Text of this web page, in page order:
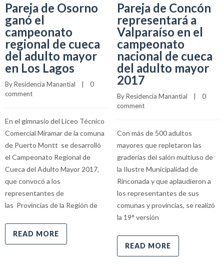
Pareja de Osorno
ganó el
campeonato
regional de cueca
del adulto mayor
en Los Lagos
By Residencia Manantial
0
comment
En el gimnasio del Liceo Técnico
Comercial Miramar de la comuna
de Puerto Montt se desarrolló
el Campeonato Regional de
Cueca del Adulto Mayor 2017,
que convocó a los
representantes de
las Provincias de la Región de
READ MORE
Pareja de Concón
representará a
Valparaíso en el
campeonato
nacional de cueca
del adulto mayor
2017
By Residencia Manantial
0
comment
Con más de 500 adultos
mayores que repletaron las
graderías del salón multiuso de
la Ilustre Municipalidad de
Rinconada y que aplaudieron a
los representantes de sus
comunas y provincias, se realizó
la 19° versión
READ MORE